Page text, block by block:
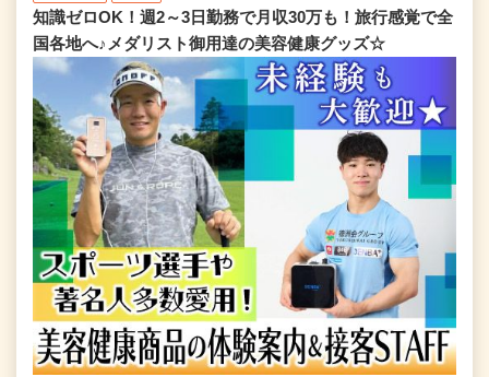
知識ゼロOK！週2～3日勤務で月収30万も！旅行感覚で全
国各地へ♪メダリスト御用達の美容健康グッズ☆